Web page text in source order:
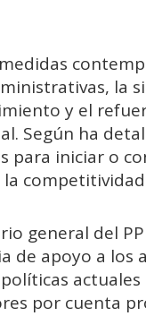
la
y el
Según ha
para iniciar o
la
general del
de apoyo a los
por cuenta